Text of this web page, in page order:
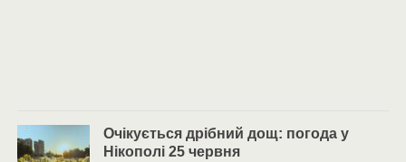
Очікується дрібний дощ: погода у
Нікополі 25 червня